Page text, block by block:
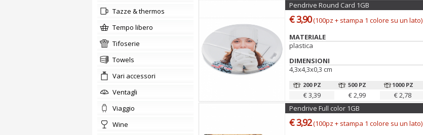
tazze & thermos
tempo libero
tifoserie
Towels
Vari accessori
ventagli
viaggio
wine
Pendrive Round Card 1GB
€ 3,90(100pz + stampa 1 colore su un lato)
MATERIALE
plastica
DIMENSIONI
4,3x4,3x0,3 cm
200 PZ
€ 3,39
500 PZ
€ 2,99
1000 PZ
€ 2,78
Pendrive Full color 1GB
€ 3,92(100pz + stampa 1 colore su un lato)